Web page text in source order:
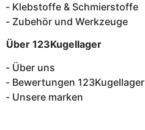
Klebstoffe & Schmierstoffe
Zubehör und Werkzeuge
Über 123Kugellager
Über uns
Bewertungen 123Kugellager
Unsere marken